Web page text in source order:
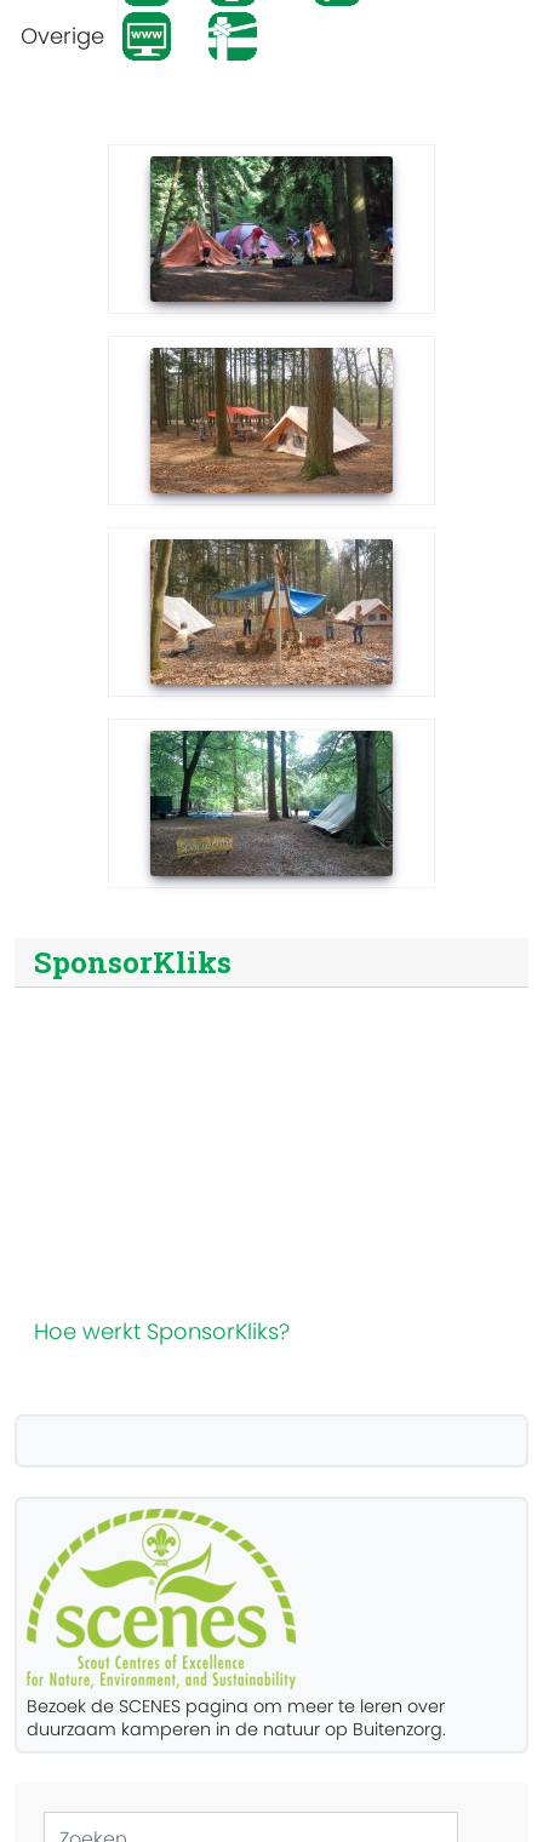
Overige
SponsorKliks
Hoe werkt SponsorKliks?
Bezoek de SCENES pagina om meer te leren over
duurzaam kamperen in de natuur op Buitenzorg.
Zoeken